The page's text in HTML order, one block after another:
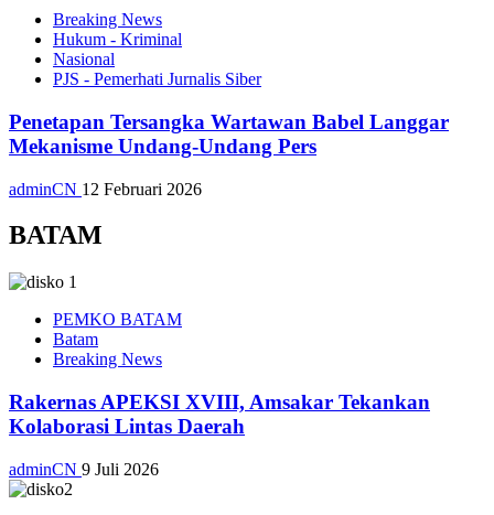
Breaking News
Hukum - Kriminal
Nasional
PJS - Pemerhati Jurnalis Siber
Penetapan Tersangka Wartawan Babel Langgar
Mekanisme Undang-Undang Pers
adminCN 12 Februari 2026
BATAM
PEMKO BATAM
Batam
Breaking News
Rakernas APEKSI XVIII, Amsakar Tekankan
Kolaborasi Lintas Daerah
adminCN 9 Juli 2026